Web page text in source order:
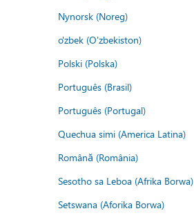
Nynorsk (Noreg)
o'zbek (O'zbekiston)
Polski (Polska)
Português (Brasil)
Português (Portugal)
Quechua simi (America Latina)
Română (România)
Sesotho sa Leboa (Afrika Borwa)
Setswana (Aforika Borwa)